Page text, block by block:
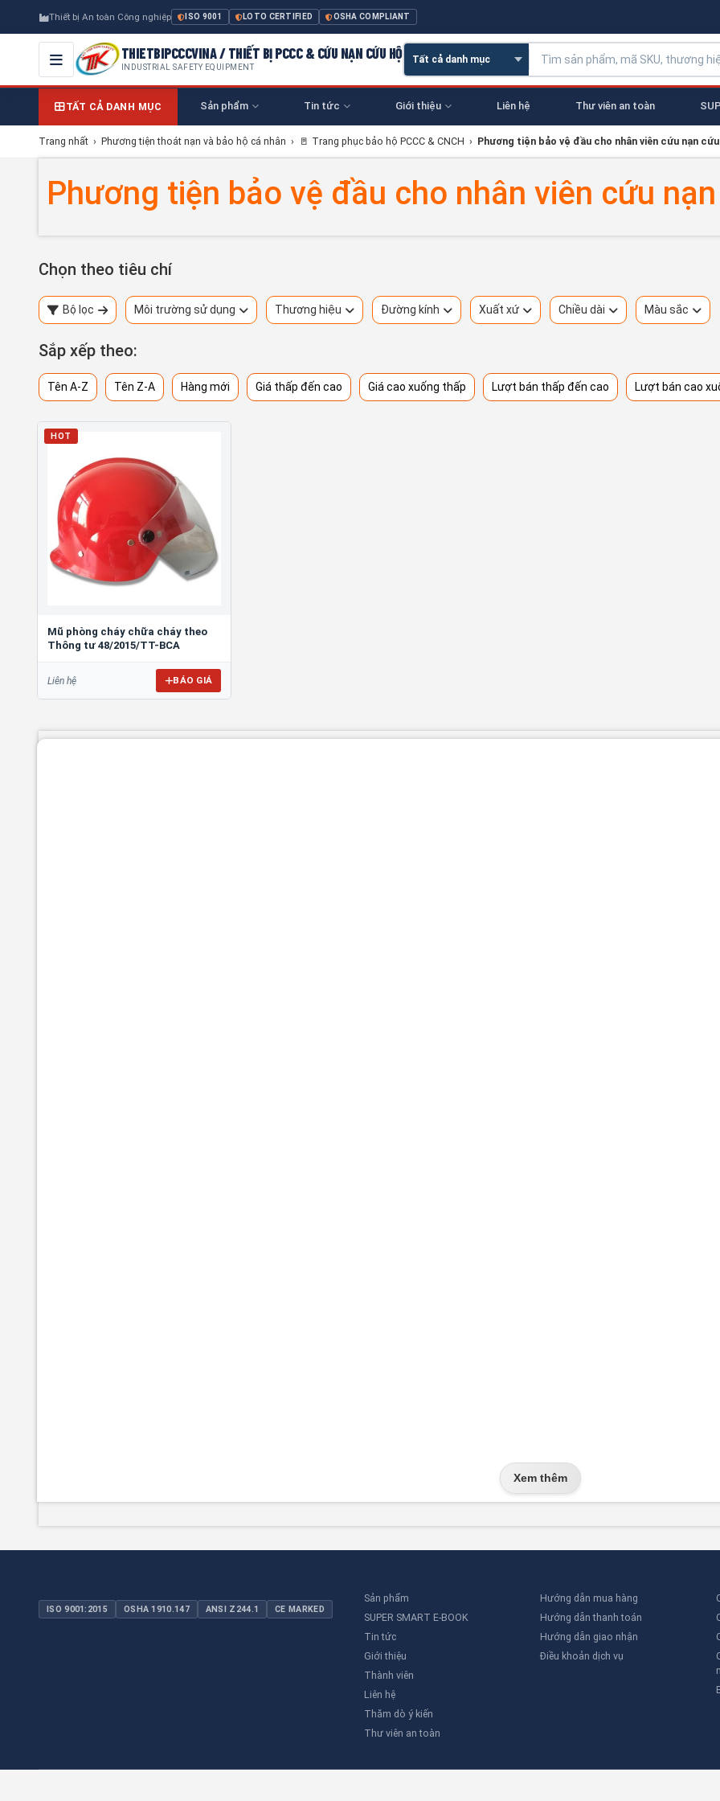
Thiết bị An toàn Công nghiệp ISO 9001 LOTO CERTIFIED OSHA COMPLIANT
THIETBIPCCCVINA / THIẾT BỊ PCCC & CỨU NẠN CỨU HỘ
INDUSTRIAL SAFETY EQUIPMENT
TẤT CẢ DANH MỤC Sản phẩm Tin tức Giới thiệu Liên hệ Thư viên an toàn
Trang nhất › Phương tiện thoát nạn và bảo hộ cá nhân › 🚪 Trang phục bảo hộ PCCC & CNCH › Phương tiện bảo vệ đầu cho nhân viên cứu nạn
Phương tiện bảo vệ đầu cho nhân viên cứu
Chọn theo tiêu chí
Bộ lọc Môi trường sử dụng Thương hiệu Đường kính Xuất xứ Chiều dài Màu sắc
Sắp xếp theo:
Tên A-Z Tên Z-A Hàng mới Giá thấp đến cao Giá cao xuống thấp Lượt bán thấp đến cao Lượt bán cao
HOT
Mũ phòng cháy chữa cháy theo
Thông tư 48/2015/TT-BCA
Liên hệ BÁO GIÁ
Xem thêm
ISO 9001:2015 OSHA 1910.147 ANSI Z244.1 CE MARKED
Sản phẩm
SUPER SMART E-BOOK
Tin tức
Giới thiệu
Thành viên
Liên hệ
Thăm dò ý kiến
Thư viên an toàn
Hướng dẫn mua hàng
Hướng dẫn thanh toán
Hướng dẫn giao nhận
Điều khoản dịch vụ